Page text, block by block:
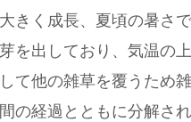
きく成長、夏頃の暑さ
を出しており、気温の
て他の雑草を覆うため
の経過とともに分解さ